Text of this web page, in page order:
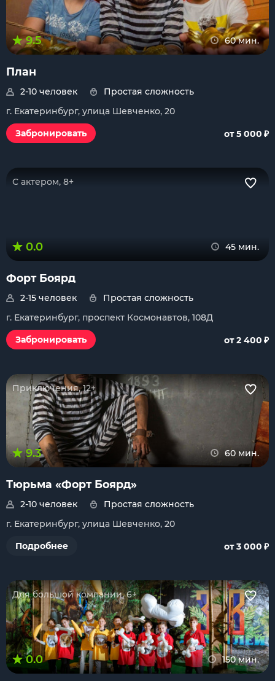
9.5 60 мин.
План
2-10 человек
Простая сложность
г. Екатеринбург, улица Шевченко, 20
Забронировать
от 5 000 ₽
С актером, 8+
0.0 45 мин.
Форт Боярд
2-15 человек
Простая сложность
г. Екатеринбург, проспект Космонавтов, 108Д
Забронировать
от 2 400 ₽
Приключения, 12+
9.3 60 мин.
Тюрьма «Форт Боярд»
2-10 человек
Простая сложность
г. Екатеринбург, улица Шевченко, 20
Подробнее
от 3 000 ₽
Для большой компании, 6+
0.0 150 мин.